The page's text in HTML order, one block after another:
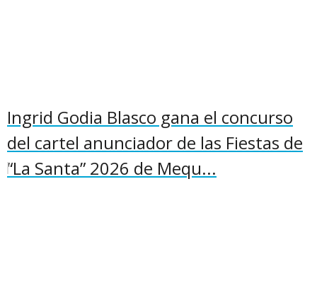
Ingrid Godia Blasco gana el concurso
del cartel anunciador de las Fiestas de
“La Santa” 2026 de Mequ...